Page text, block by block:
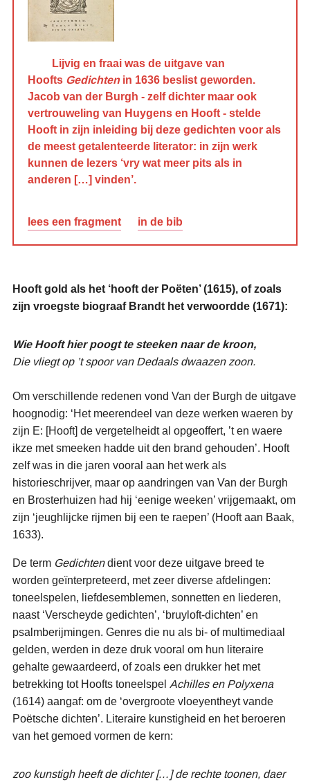
Lijvig en fraai was de uitgave van
Hoofts Gedichten in 1636 beslist geworden.
Jacob van der Burgh - zelf dichter maar ook
vertrouweling van Huygens en Hooft - stelde
Hooft in zijn inleiding bij deze gedichten voor als
de meest getalenteerde literator: in zijn werk
kunnen de lezers ‘vry wat meer pits als in
anderen […] vinden’.
lees een fragment in de bib
Hooft gold als het ‘hooft der Poëten’ (1615), of zoals
zijn vroegste biograaf Brandt het verwoordde (1671):
Wie Hooft hier poogt te steeken naar de kroon,
Die vliegt op ’t spoor van Dedaals dwaazen zoon.
Om verschillende redenen vond Van der Burgh de uitgave
hoognodig: ‘Het meerendeel van deze werken waeren by
zijn E: [Hooft] de vergetelheidt al opgeoffert, ’t en waere
ikze met smeeken hadde uit den brand gehouden’. Hooft
zelf was in die jaren vooral aan het werk als
historieschrijver, maar op aandringen van Van der Burgh
en Brosterhuizen had hij ‘eenige weeken’ vrijgemaakt, om
zijn ‘jeughlijcke rijmen bij een te raepen’ (Hooft aan Baak,
1633).
De term Gedichtendient voor deze uitgave breed te
worden geïnterpreteerd, met zeer diverse afdelingen:
toneelspelen, liefdesemblemen, sonnetten en liederen,
naast ‘Verscheyde gedichten’, ‘bruyloft-dichten’ en
psalmberijmingen. Genres die nu als bi- of multimediaal
gelden, werden in deze druk vooral om hun literaire
gehalte gewaardeerd, of zoals een drukker het met
betrekking tot Hoofts toneelspel Achilles en Polyxena
(1614) aangaf: om de ‘overgroote vloeyentheyt vande
Poëtsche dichten’. Literaire kunstigheid en het beroeren
van het gemoed vormen de kern:
zoo kunstigh heeft de dichter […] de rechte toonen, daer